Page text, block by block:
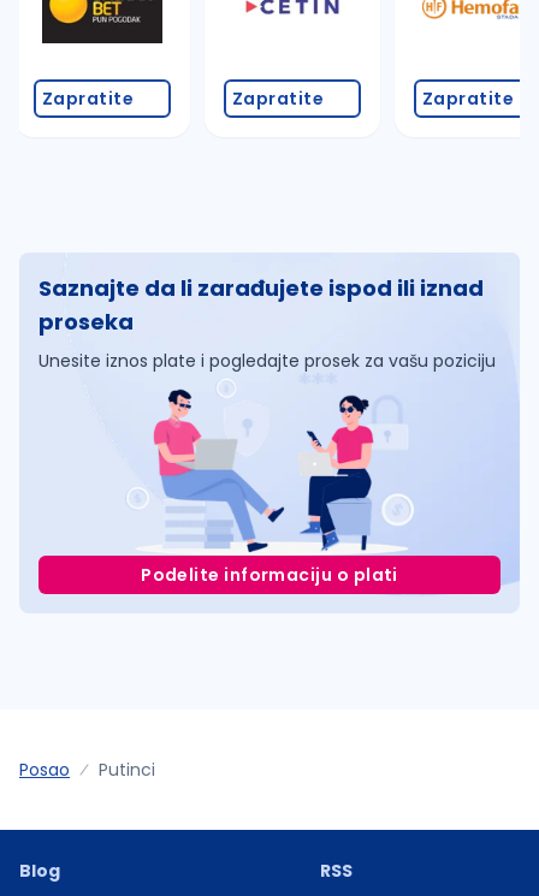
Zapratite Zapratite Zapratite
Saznajte da li zarađujete ispod ili iznad
proseka
Unesite iznos plate i pogledajte prosek za vašu poziciju
Podelite informaciju o plati
Posao Putinci
Blog
RSS